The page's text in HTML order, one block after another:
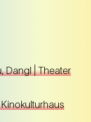
Dangl | Theater